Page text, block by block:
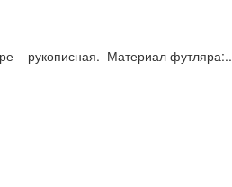
– рукописная. Материал футляра:..